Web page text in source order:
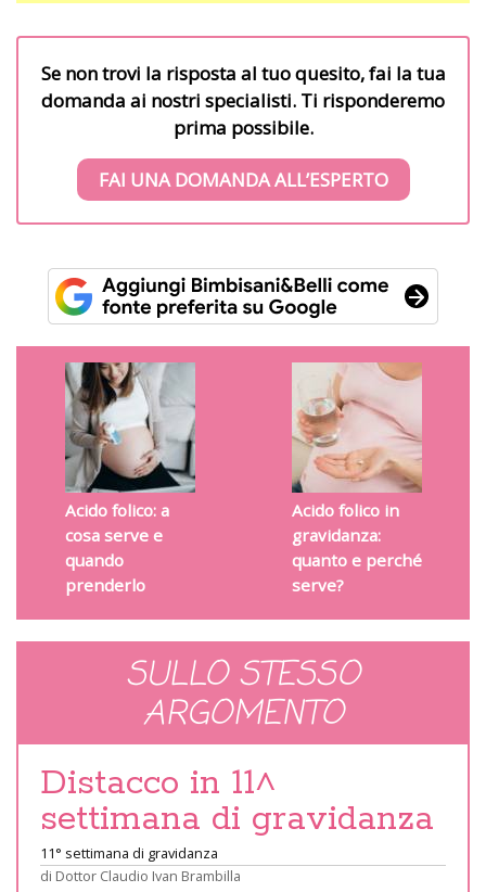
Se non trovi la risposta al tuo quesito, fai la tua
domanda ai nostri specialisti. Ti risponderemo
prima possibile.
FAI UNA DOMANDA ALL’ESPERTO
Acido folico: a
cosa serve e
quando
prenderlo
Acido folico in
gravidanza:
quanto e perché
serve?
SULLO STESSO
ARGOMENTO
Distacco in 11^
settimana di gravidanza
11° settimana di gravidanza
di Dottor Claudio Ivan Brambilla